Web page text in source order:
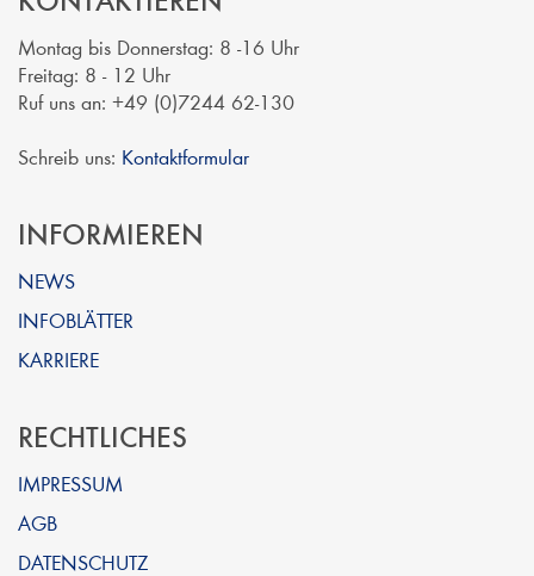
Montag bis Donnerstag: 8 -16 Uhr
Freitag: 8 - 12 Uhr
Ruf uns an: +49 (0)7244 62-130
Schreib uns: Kontaktformular
INFORMIEREN
NEWS
INFOBLÄTTER
KARRIERE
RECHTLICHES
IMPRESSUM
AGB
DATENSCHUTZ